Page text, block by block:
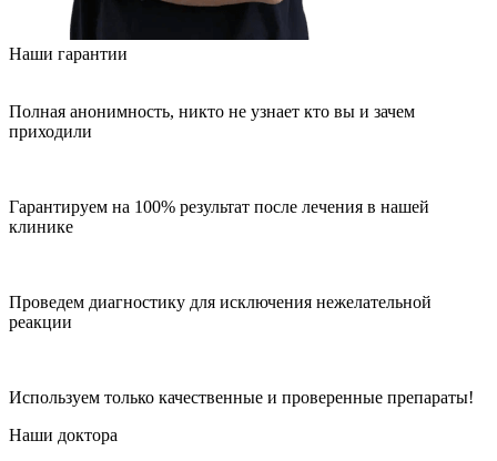
Наши гарантии
Полная анонимность, никто не узнает кто вы и зачем
приходили
Гарантируем на 100% результат после лечения в нашей
клинике
Проведем диагностику для исключения нежелательной
реакции
Используем только качественные и проверенные препараты!
Наши доктора